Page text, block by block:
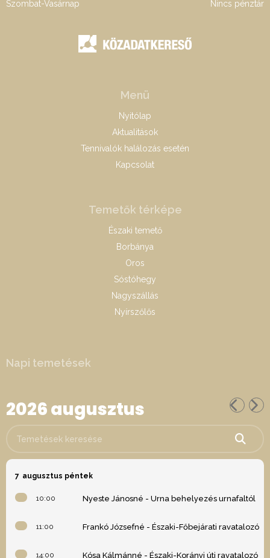
Szombat-Vasárnap
Nincs pénztár
Menü
Nyitólap
Aktualitások
Tennivalók halálozás esetén
Kapcsolat
Temetők térképe
Északi temető
Borbánya
Oros
Sóstóhegy
Nagyszállás
Nyírszőlős
Napi temetések
2026 augusztus
7 augusztus péntek
10:00 Nyeste Jánosné - Urna behelyezés urnafaltól
11:00 Frankó Józsefné - Északi-Főbejárati ravatalozó
14:00 Kósa Kálmánné - Északi-Korányi úti ravatalozó